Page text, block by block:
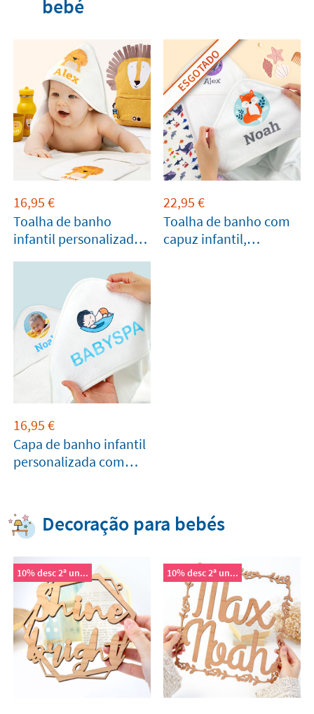
bebé
16,95 €
Toalha de banho
infantil personalizada
ESGOTADO
22,95 €
Toalha de banho com
capuz infantil,
16,95 €
Capa de banho infantil
personalizada com
Decoração para bebés
10% desc 2ª un... 10% desc 2ª un...